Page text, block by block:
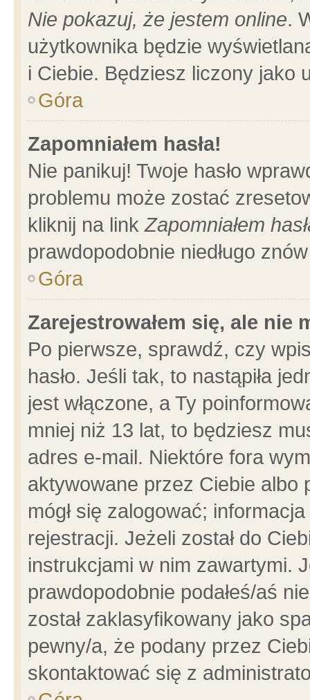
Nie pokazuj, że jestem online.
użytkownika będzie
i Ciebie. Będziesz liczony jako
Góra
Zapomniałem hasła!
Nie panikuj! Twoje hasło
problemu może zostać
kliknij na linkZapomniałem
prawdopodobnie niedługo
Góra
Zarejestrowałem się, ale nie
Po pierwsze, sprawdź, czy
hasło. Jeśli tak, to nastąpiła
jest włączone, a Ty
mniej niż 13 lat, to będziesz
adres e-mail. Niektóre fora
aktywowane przez Ciebie albo
mógł się zalogować;
rejestracji. Jeżeli został do
instrukcjami w nim zawartymi.
prawdopodobnie podałeś/aś
został zaklasyfikowany jako
pewny/a, że podany przez
skontaktować się z